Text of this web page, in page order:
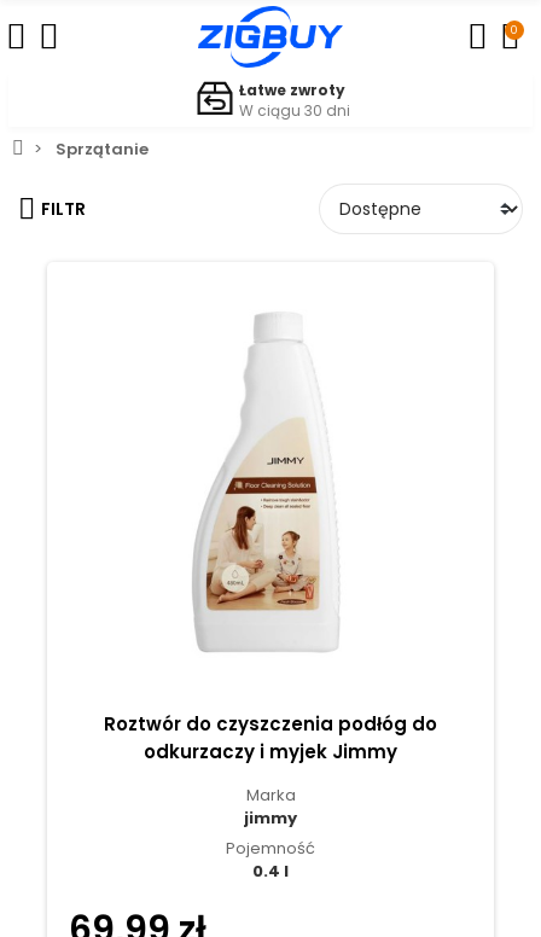
0
Łatwe zwroty
W ciągu 30 dni
Sprzątanie
FILTR
Roztwór do czyszczenia podłóg do
odkurzaczy i myjek Jimmy
Marka
jimmy
Pojemność
0.4 l